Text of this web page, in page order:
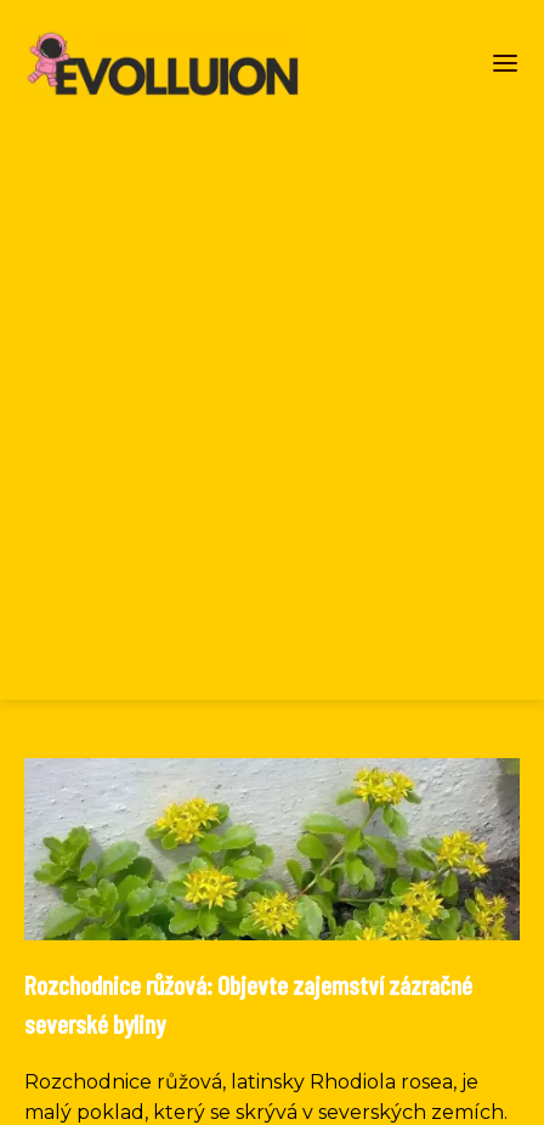
Rozchodnice růžová: Objevte zajemství zázračné
severské byliny
Rozchodnice růžová, latinsky Rhodiola rosea, je
malý poklad, který se skrývá v severských zemích.